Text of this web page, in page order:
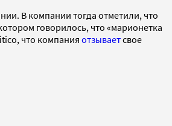
В компании тогда отметили, что
говорилось, что «марионетка
что компания отзываетсвое